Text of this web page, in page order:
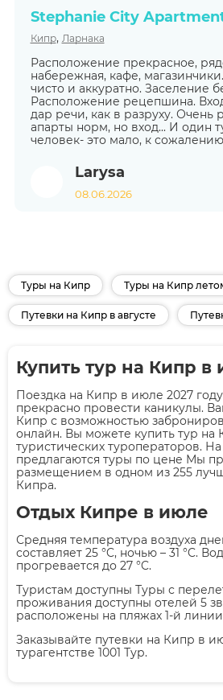
Stephanie City
Кипр, Ларнака
Расположение прекрасное,
набережная, кафе,
чисто и аккуратно. Заселение
Расположение рецепшина.
дар речи, как в разруху. Очень
апарты норм, но вход... И один
человек- это мало, к
Larysa
08.06.2026
Туры на Кипр Туры на Кипр
Путевки на Кипр в августе
Купить тур на Кипр в
Поездка на Кипр в июле 2027
прекрасно провести каникулы.
Кипр с возможностью
онлайн. Вы можете купить тур на
туристических туроператоров.
предлагаются туры по цене Мы
размещением в одном из 255
Кипра.
Отдых Кипре в июле
Средняя температура воздуха
составляет 25 °C, ночью – 31 °C.
прогревается до 27 °C.
Туристам доступны Туры с
проживания доступны отелей 5
расположены на пляжах 1-й
Заказывайте путевки на Кипр в
турагентстве 1001 Тур.